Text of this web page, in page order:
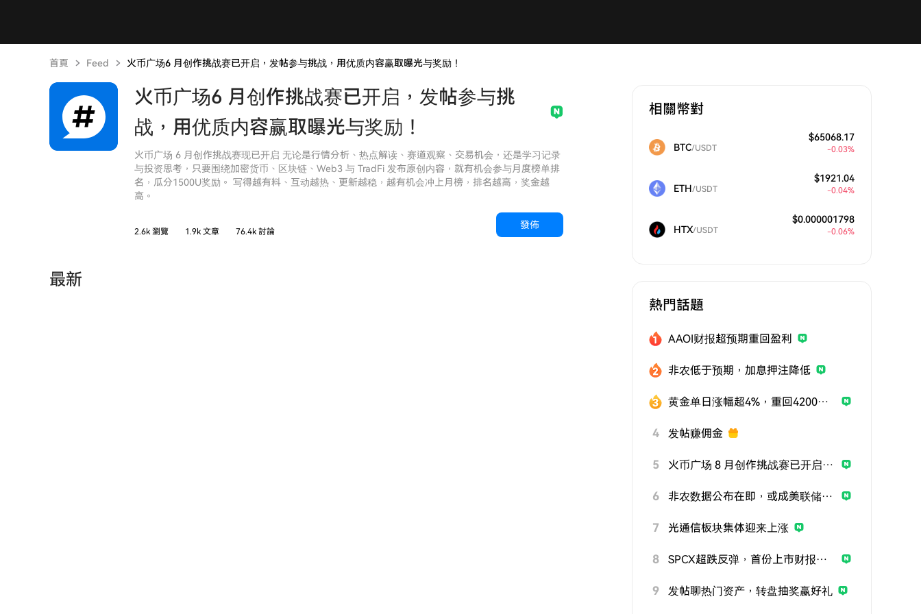
首頁 Feed 火币广场6 月创作挑战赛已开启，发帖参与挑战，用优质内容赢取曝光与奖励！
火币广场6 月创作挑战赛已开启，发帖参与挑
战，用优质内容赢取曝光与奖励！
火币广场 6 月创作挑战赛现已开启 无论是行情分析、热点解读、赛道观察、交易机会，还是学习记录
与投资思考，只要围绕加密货币、区块链、Web3 与 TradFi 发布原创内容，就有机会参与月度榜单排
名，瓜分1500U奖励。 写得越有料、互动越热、更新越稳，越有机会冲上月榜，排名越高，奖金越
高。
2.6k 瀏覽 1.9k 文章 76.4k 討論
發佈
最新
相關幣對
BTC/USDT
$65068.17
-0.03%
ETH/USDT
$1921.04
-0.04%
HTX/USDT
$0.000001798
-0.06%
熱門話題
AAOI财报超预期重回盈利
非农低于预期，加息押注降低
黄金单日涨幅超4%，重回4200美元
4 发帖赚佣金
5 火币广场 8 月创作挑战赛已开启，发帖参与挑战，用优质内容赢取曝光与奖励
6 非农数据公布在即，或成美联储政策关键风向标
7 光通信板块集体迎来上涨
8 SPCX超跌反弹，首份上市财报即将公布
9 发帖聊热门资产，转盘抽奖赢好礼